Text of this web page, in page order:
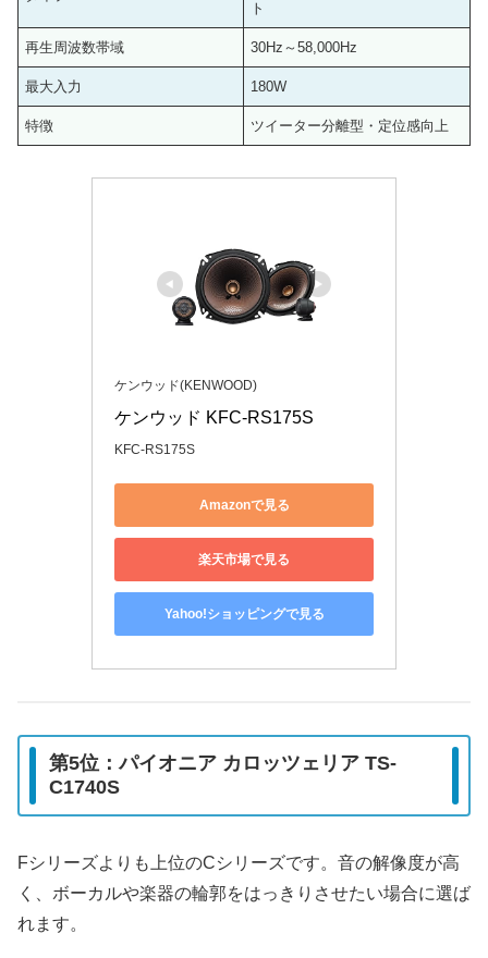
ト
再生周波数帯域 30Hz～58,000Hz
最大入力 180W
特徴 ツイーター分離型・定位感向上
ケンウッド(KENWOOD)
ケンウッド KFC-RS175S
KFC-RS175S
Amazonで見る
楽天市場で見る
Yahoo!ショッピングで見る
第5位：パイオニア カロッツェリア TS-
C1740S
Fシリーズよりも上位のCシリーズです。音の解像度が高
く、ボーカルや楽器の輪郭をはっきりさせたい場合に選ば
れます。